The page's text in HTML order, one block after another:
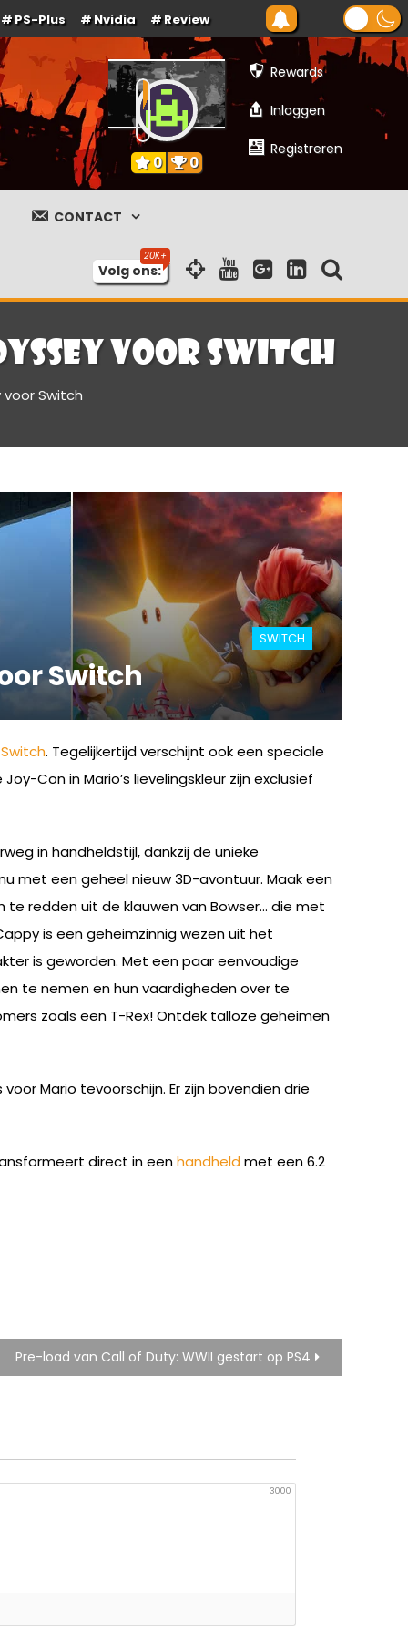
PS-Plus Nvidia Review
Rewards
Inloggen
Registreren
0 0
CONTACT
Volg ons:
voor Switch
Switch
SWITCH
Switch
Switch. Tegelijkertijd verschijnt ook een speciale
Con in Mario’s lievelingskleur zijn exclusief
in handheldstijl, dankzij de unieke
met een geheel nieuw 3D-avontuur. Maak een
te redden uit de klauwen van Bowser… die met
is een geheimzinnig wezen uit het
is geworden. Met een paar eenvoudige
te nemen en hun vaardigheden over te
zoals een T-Rex! Ontdek talloze geheimen
Mario tevoorschijn. Er zijn bovendien drie
direct in eenhandheld met een 6.2
Pre-load van Call of Duty: WWII gestart op PS4
3000